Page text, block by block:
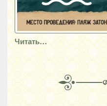
Читать…